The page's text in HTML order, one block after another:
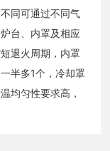
同可通过不同气
台、内罩及相应
退火周期，内罩
半多1个，冷却罩
均匀性要求高，